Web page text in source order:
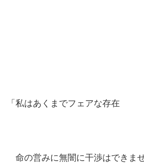
「私はあくまでフェアな存在
命の営みに無闇に干渉はできま